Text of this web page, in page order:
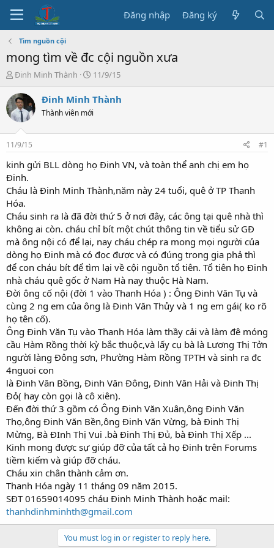
Đăng nhập Đăng ký
Tìm nguồn cội
mong tìm về đc cội nguồn xưa
T
r
e
a
s
t
a
r
t
e
r
Đinh Minh Thành
N
à
y
b
ầ
u
11/9/15
Đinh Minh Thành
Thành viên mới
11/9/15 #1
kinh gửi BLL dòng họ Đinh VN, và toàn thể anh chị em họ
Đinh.
Cháu là Đinh Minh Thành,năm này 24 tuổi, quê ở TP Thanh
Hóa.
Cháu sinh ra là đã đời thứ 5 ở nơi đây, các ông tại quê nhà thì
không ai còn. cháu chỉ bít một chút thông tin về tiểu sử GĐ
mà ông nội có để lại, nay cháu chép ra mong mọi người của
dòng họ Đinh mà có đọc được và có đúng trong gia phả thì
để con cháu bít để tìm lại về cội nguồn tổ tiên. Tổ tiên họ Đinh
nhà cháu quê gốc ở Nam Hà nay thuộc Hà Nam.
Đời ông cố nội (đời 1 vào Thanh Hóa ) : Ông Đinh Văn Tụ và
cùng 2 ng em của ông là Đinh Văn Thủy và 1 ng em gái( ko rõ
họ tên cố).
Ông Đinh Văn Tụ vào Thanh Hóa làm thầy cải và làm đê móng
cầu Hàm Rồng thời kỳ bắc thuộc,và lấy cụ bà là Lương Thị Tởn
người làng Đông sơn, Phường Hàm Rồng TPTH và sinh ra đc
4nguoi con
là Đinh Văn Bồng, Đinh Văn Đông, Đinh Văn Hải và Đinh Thị
Đỏ( hay còn gọi là cô xiên).
Đến đời thứ 3 gồm có Ông Đinh Văn Xuân,ông Đinh Văn
Thọ,ông Đinh Văn Bền,ông Đinh Văn Vừng, bà Đinh Thị
Mừng, Bà ĐInh Thị Vui .bà Đinh Thị Đủ, bà Đinh Thị Xếp ...
Kinh mong được sự giúp đỡ của tất cả họ Đinh trên Forums
tiềm kiếm và giúp đỡ cháu.
Cháu xin chân thành cảm ơn.
Thanh Hóa ngày 11 tháng 09 năm 2015.
SĐT 01659014095 cháu Đinh Minh Thành hoặc mail:
thanhdinhminhth@gmail.com
You must log in or register to reply here.